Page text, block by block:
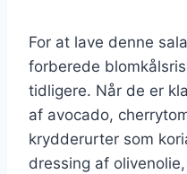
For at lave denne
forberede
tidligere. Når de er
af avocado,
krydderurter som
dressing af